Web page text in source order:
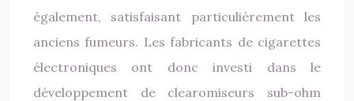
également, satisfaisant particulièrement les
anciens fumeurs. Les fabricants de cigarettes
électroniques ont donc investi dans le
développement de clearomiseurs sub-ohm